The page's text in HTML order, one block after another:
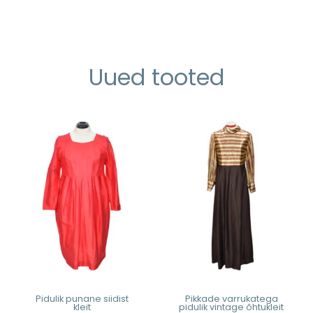
Uued tooted
Pidulik punane siidist
kleit
Pikkade varrukatega
pidulik vintage õhtukleit